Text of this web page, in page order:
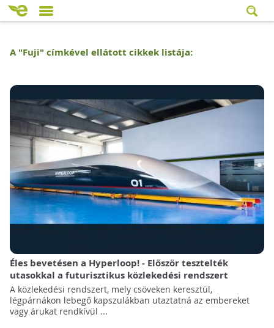
A "Fuji" címkével ellátott cikkek listája:
Éles bevetésen a Hyperloop! - Először tesztelték
utasokkal a futurisztikus közlekedési rendszert
A közlekedési rendszert, mely csöveken keresztül,
légpárnákon lebegő kapszulákban utaztatná az embereket
vagy árukat rendkívül ...